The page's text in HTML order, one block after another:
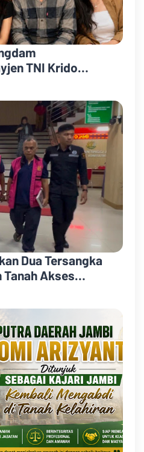
TNI Krido
Competition
Dua Tersangka
Tanah Akses
Ke Penuntut